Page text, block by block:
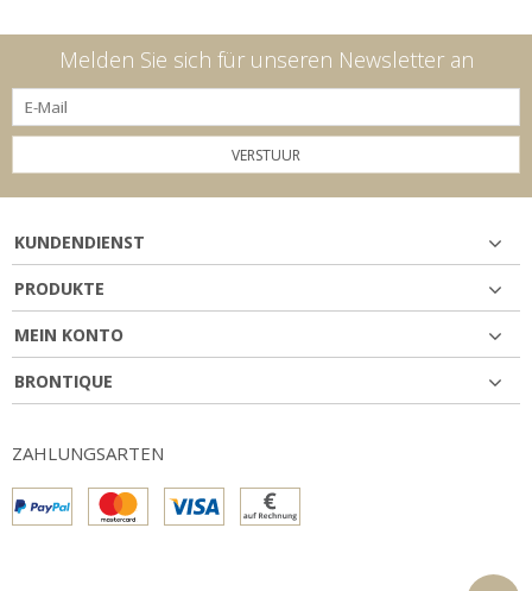
Melden Sie sich für unseren Newsletter an
VERSTUUR
KUNDENDIENST
PRODUKTE
MEIN KONTO
BRONTIQUE
ZAHLUNGSARTEN